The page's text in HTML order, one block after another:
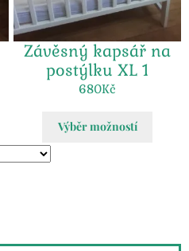
Závěsný kapsář na
postýlku XL 1
680Kč
Výběr možností